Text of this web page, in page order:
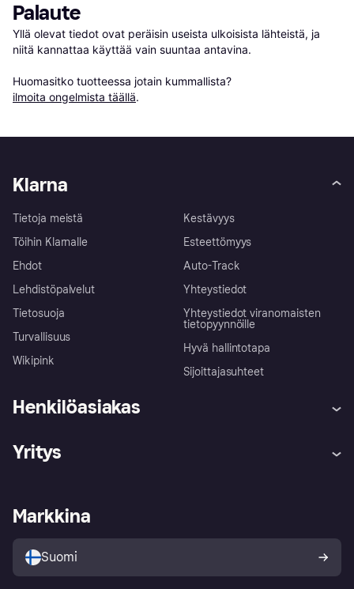
Palaute
Yllä olevat tiedot ovat peräisin useista ulkoisista lähteistä, ja
niitä kannattaa käyttää vain suuntaa antavina.
Huomasitko tuotteessa jotain kummallista?
ilmoita ongelmista täällä.
Klarna
Tietoja meistä
Töihin Klarnalle
Ehdot
Lehdistöpalvelut
Tietosuoja
Turvallisuus
Wikipink
Kestävyys
Esteettömyys
Auto-Track
Yhteystiedot
Yhteystiedot viranomaisten
tietopyynnöille
Hyvä hallintotapa
Sijoittajasuhteet
Henkilöasiakas
Ohje
Kirjaudu sisään
Tutustu kauppoihin
Ostajan turva
Yritys
Kirjaudu sisään yrityksenä
Markkina
Suomi